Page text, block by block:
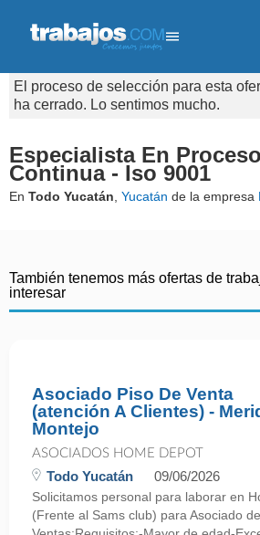
El proceso de selección para esta
ha cerrado. Lo sentimos mucho.
Especialista En
Continua - Iso 9001
En Todo Yucatán Yucatán de la empresa
También tenemos más ofertas de
interesar
Asociado Piso De Venta
(atención A Clientes) -
Montejo
ASOCIADOS HOME DEPOT
Todo Yucatán 09/06/2026
Solicitamos personal para laborar en
(Frente al Sams club) para Asociado